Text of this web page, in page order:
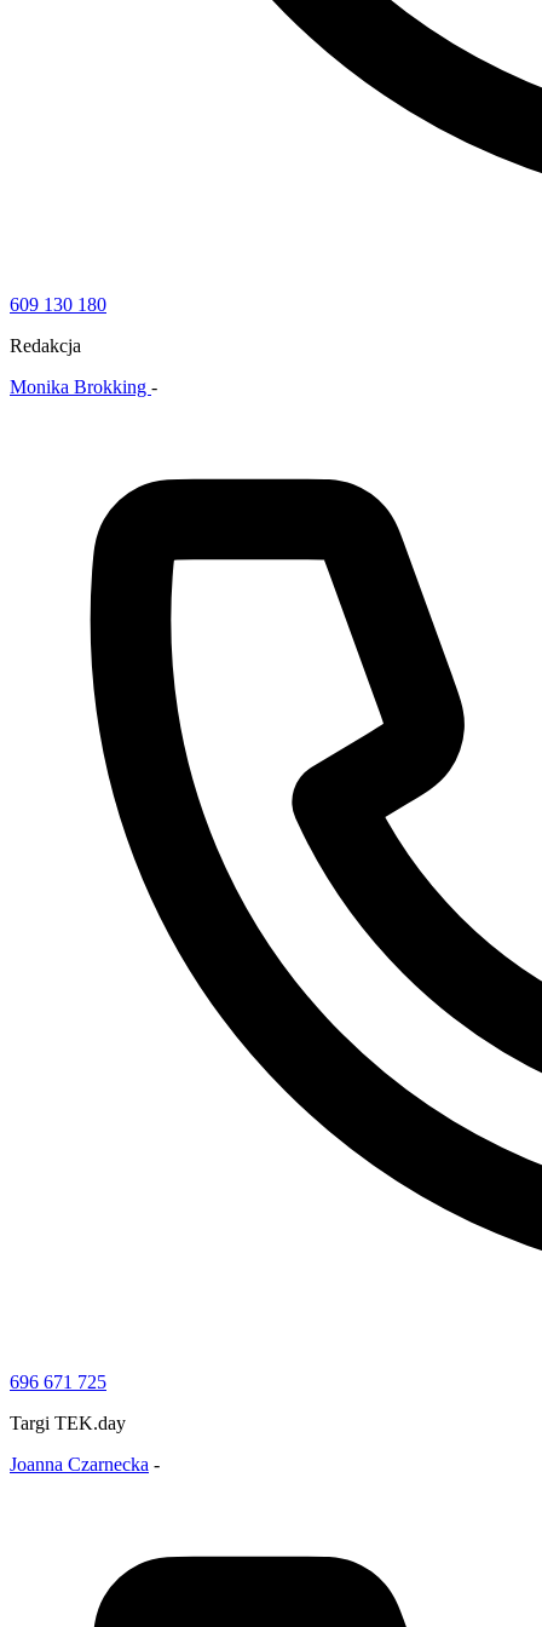
609 130 180
Redakcja
Monika Brokking -
696 671 725
Targi TEK.day
Joanna Czarnecka -